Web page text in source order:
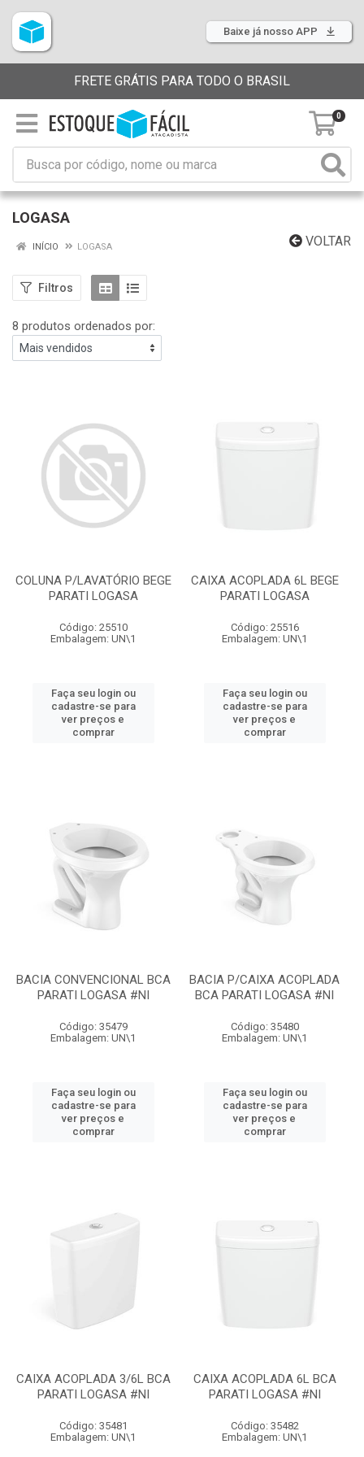
Baixe já nosso APP
FRETE GRÁTIS PARA TODO O BRASIL
0
LOGASA
VOLTAR
INÍCIO LOGASA
Filtros
8 produtos ordenados por:
COLUNA P/LAVATÓRIO BEGE
PARATI LOGASA
Código: 25510
Embalagem: UN\1
Faça seu login ou
cadastre-se para
ver preços e
comprar
CAIXA ACOPLADA 6L BEGE
PARATI LOGASA
Código: 25516
Embalagem: UN\1
Faça seu login ou
cadastre-se para
ver preços e
comprar
BACIA CONVENCIONAL BCA
PARATI LOGASA #NI
Código: 35479
Embalagem: UN\1
Faça seu login ou
cadastre-se para
ver preços e
comprar
BACIA P/CAIXA ACOPLADA
BCA PARATI LOGASA #NI
Código: 35480
Embalagem: UN\1
Faça seu login ou
cadastre-se para
ver preços e
comprar
CAIXA ACOPLADA 3/6L BCA
PARATI LOGASA #NI
Código: 35481
Embalagem: UN\1
CAIXA ACOPLADA 6L BCA
PARATI LOGASA #NI
Código: 35482
Embalagem: UN\1